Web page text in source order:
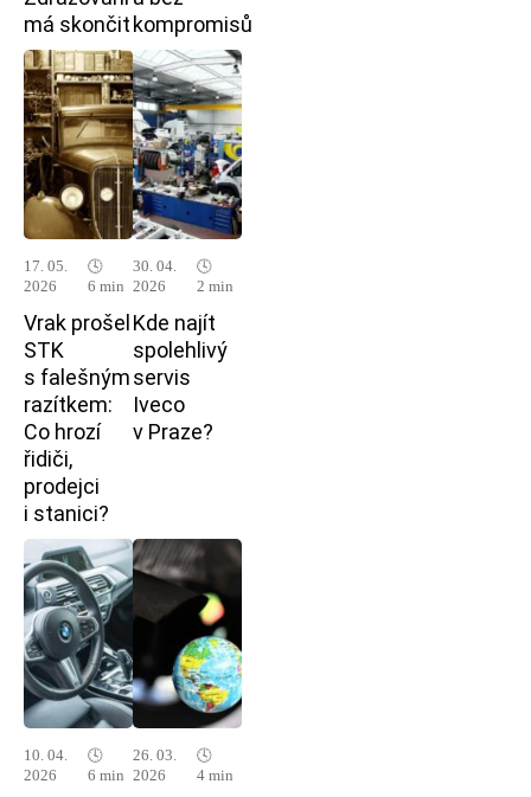
má skončit kompromisů
17. 05.
2026
🕓
6 min
Vrak prošel
STK
s falešným
razítkem:
Co hrozí
řidiči,
prodejci
i stanici?
30. 04.
2026
🕓
2 min
Kde najít
spolehlivý
servis
Iveco
v Praze?
10. 04.
2026
🕓
6 min
26. 03.
2026
🕓
4 min